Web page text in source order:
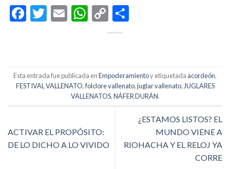
Facebook
Twitter
EmailWhatsApp
Copy
Link
Esta entrada fue publicada enEmpoderamientoy etiquetada acordeón,
FESTIVAL VALLENATO,folclore vallenato,juglar vallenato,JUGLARES
VALLENATOS,NÁFER DURÁN.
ACTIVAR EL PROPÓSITO:
DE LO DICHO A LO VIVIDO
¿ESTAMOS LISTOS? EL
MUNDO VIENE A
RIOHACHA Y EL RELOJ YA
CORRE